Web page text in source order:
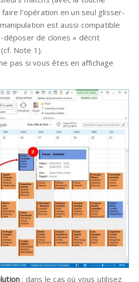
l’opération en un seul glisser-
est aussi compatible
déposer de clones » décrit
Note 1).
pas si vous êtes en affichage
: dans le cas où vous utilisez